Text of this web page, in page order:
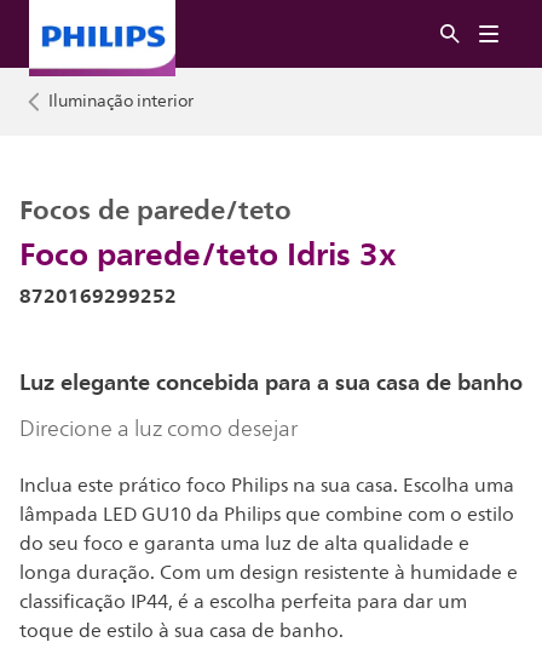
Iluminação interior
Foco parede/teto Idris 3x
Focos de parede/teto
8720169299252
Luz elegante concebida para a sua casa de banho
Direcione a luz como desejar
Inclua este prático foco Philips na sua casa. Escolha uma
lâmpada LED GU10 da Philips que combine com o estilo
do seu foco e garanta uma luz de alta qualidade e
longa duração. Com um design resistente à humidade e
classificação IP44, é a escolha perfeita para dar um
toque de estilo à sua casa de banho.